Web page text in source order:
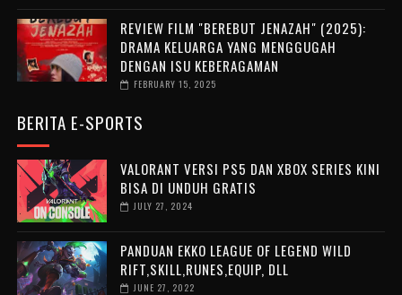
REVIEW FILM "BEREBUT JENAZAH" (2025):
DRAMA KELUARGA YANG MENGGUGAH
DENGAN ISU KEBERAGAMAN
FEBRUARY 15, 2025
BERITA E-SPORTS
VALORANT VERSI PS5 DAN XBOX SERIES KINI
BISA DI UNDUH GRATIS
JULY 27, 2024
PANDUAN EKKO LEAGUE OF LEGEND WILD
RIFT,SKILL,RUNES,EQUIP, DLL
JUNE 27, 2022